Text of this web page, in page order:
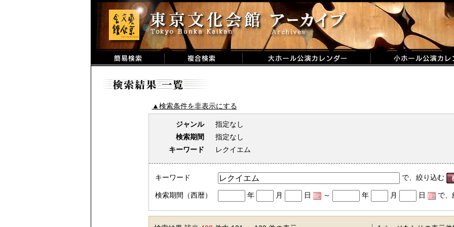
▲検索条件を非表示にする
ジャンル
指定なし
検索期間
指定なし
キーワード
レクイエム
キーワード で、絞り込む
検索期間（西暦） 年 月 日 ～ 年 月 日 で